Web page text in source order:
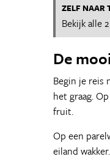
ZELF NAAR
Bekijk alle
De
Begin je reis
het graag.
fruit.
Op een
eiland